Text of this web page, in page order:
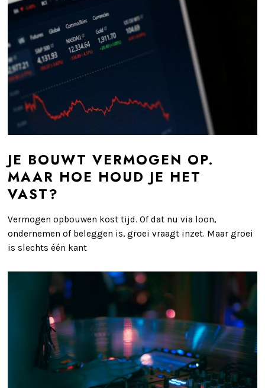
JE BOUWT VERMOGEN OP.
MAAR HOE HOUD JE HET
VAST?
Vermogen opbouwen kost tijd. Of dat nu via loon,
ondernemen of beleggen is, groei vraagt inzet. Maar groei
is slechts één kant